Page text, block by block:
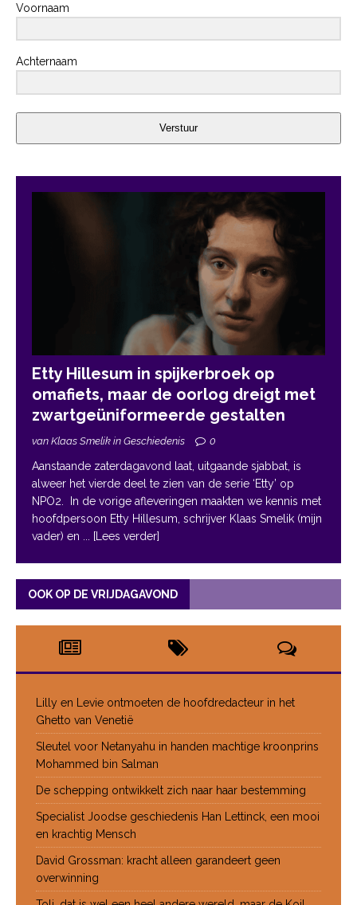
Voornaam
Achternaam
Verstuur
Etty Hillesum in spijkerbroek op
omafiets, maar de oorlog dreigt met
zwartgeüniformeerde gestalten
van Klaas Smelik in Geschiedenis 0
Aanstaande zaterdagavond laat, uitgaande sjabbat, is
alweer het vierde deel te zien van de serie ‘Etty’ op
NPO2. In de vorige afleveringen maakten we kennis met
hoofdpersoon Etty Hillesum, schrijver Klaas Smelik (mijn
vader) en
... [Lees verder]
OOK OP DE VRIJDAGAVOND
Lilly en Levie ontmoeten de hoofdredacteur in het
Ghetto van Venetië
Sleutel voor Netanyahu in handen machtige kroonprins
Mohammed bin Salman
De schepping ontwikkelt zich naar haar bestemming
Specialist Joodse geschiedenis Han Lettinck, een mooi
en krachtig Mensch
David Grossman: kracht alleen garandeert geen
overwinning